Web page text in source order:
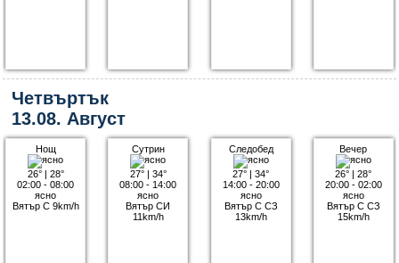
Четвъртък
13.08. Август
Нощ
26°| 28°
02:00 - 08:00
ясно
Вятър С 9km/h
Сутрин
27°| 34°
08:00 - 14:00
ясно
Вятър СИ
11km/h
Следобед
27° |34°
14:00 - 20:00
ясно
Вятър С СЗ
13km/h
Вечер
26° |28°
20:00 - 02:00
ясно
Вятър С СЗ
15km/h